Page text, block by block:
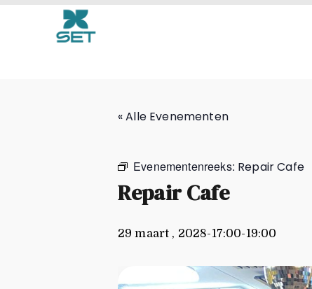
Repair Cafe
« Alle Evenementen
Evenementenreeks: Repair Cafe
Repair Cafe
29 maart , 2028-17:00-19:00